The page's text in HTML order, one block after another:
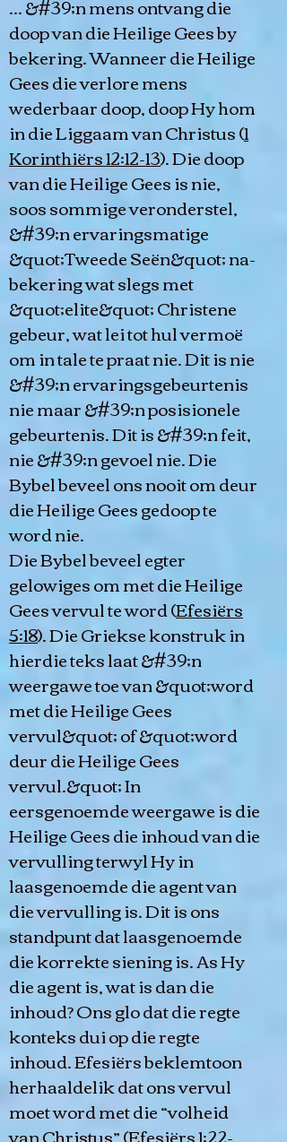
... &#39;n mens ontvang die
doop van die Heilige Gees by
bekering. Wanneer die Heilige
Gees die verlore mens
wederbaar doop, doop Hy hom
in die Liggaam van Christus (1
Korinthiërs 12:12-13). Die doop
van die Heilige Gees is nie,
soos sommige veronderstel,
&#39;n ervaringsmatige
&quot;Tweede Seën&quot; na-
bekering wat slegs met
&quot;elite&quot; Christene
gebeur, wat lei tot hul vermoë
om in tale te praat nie. Dit is nie
&#39;n ervaringsgebeurtenis
nie maar &#39;n posisionele
gebeurtenis. Dit is &#39;n feit,
nie &#39;n gevoel nie. Die
Bybel beveel ons nooit om deur
die Heilige Gees gedoop te
word nie.
Die Bybel beveel egter
gelowiges om met die Heilige
Gees vervul te word (Efesiërs
5:18). Die Griekse konstruk in
hierdie teks laat &#39;n
weergawe toe van &quot;word
met die Heilige Gees
vervul&quot; of &quot;word
deur die Heilige Gees
vervul.&quot; In
eersgenoemde weergawe is die
Heilige Gees die inhoud van die
vervulling terwyl Hy in
laasgenoemde die agent van
die vervulling is. Dit is ons
standpunt dat laasgenoemde
die korrekte siening is. As Hy
die agent is, wat is dan die
inhoud? Ons glo dat die regte
konteks dui op die regte
inhoud. Efesiërs beklemtoon
herhaaldelik dat ons vervul
moet word met die “volheid